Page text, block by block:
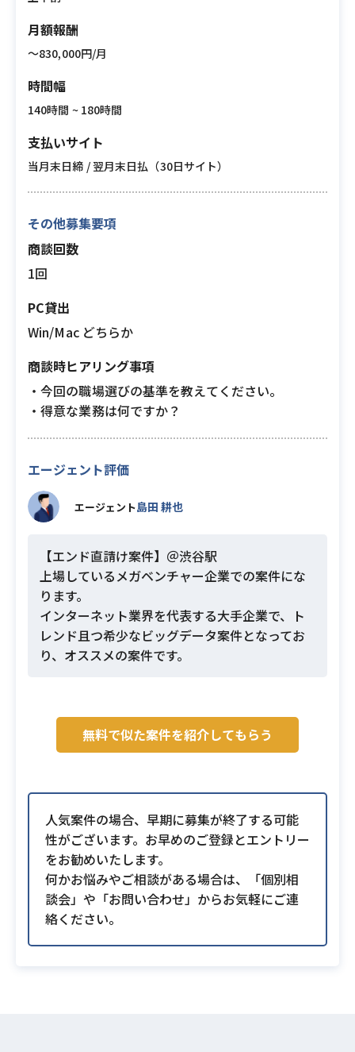
月額報酬
〜830,000円/月
時間幅
140時間 ~ 180時間
支払いサイト
当月末日締 / 翌月末日払（30日サイト）
その他募集要項
商談回数
1回
PC貸出
Win/Mac どちらか
商談時ヒアリング事項
・今回の職場選びの基準を教えてください。
・得意な業務は何ですか？
エージェント評価
エージェント島田 耕也
【エンド直請け案件】＠渋谷駅
上場しているメガベンチャー企業での案件にな
ります。
インターネット業界を代表する大手企業で、ト
レンド且つ希少なビッグデータ案件となってお
り、オススメの案件です。
無料で似た案件を紹介してもらう
人気案件の場合、早期に募集が終了する可能
性がございます。お早めのご登録とエントリー
をお勧めいたします。
何かお悩みやご相談がある場合は、「個別相
談会」や「お問い合わせ」からお気軽にご連
絡ください。